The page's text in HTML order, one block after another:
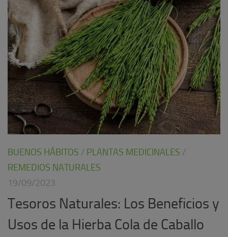
BUENOS HÁBITOS / PLANTAS MEDICINALES /
REMEDIOS NATURALES
19/09/2023
Tesoros Naturales: Los Beneficios y
Usos de la Hierba Cola de Caballo